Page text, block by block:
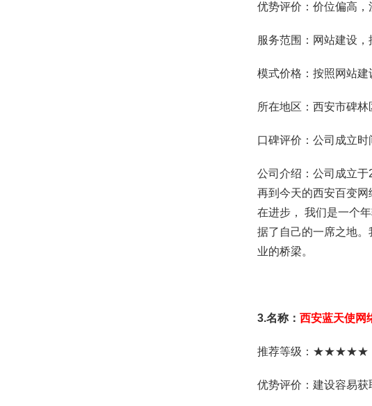
优势评价：价位偏高
服务范围：网站建设，
模式价格：按照网站
所在地区：西安市碑林
口碑评价：公司成立
公司介绍：公司成立
再到今天的西安百变
在进步， 我们是一个
据了自己的一席之地
业的桥梁。
3.名称： 西安蓝天使网
推荐等级：★★★★★
优势评价：建设容易获